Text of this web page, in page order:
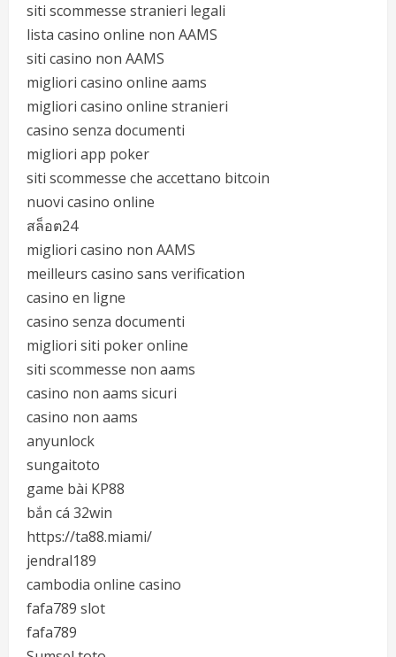
siti scommesse stranieri legali
lista casino online non AAMS
siti casino non AAMS
migliori casino online aams
migliori casino online stranieri
casino senza documenti
migliori app poker
siti scommesse che accettano bitcoin
nuovi casino online
สล็อต24
migliori casino non AAMS
meilleurs casino sans verification
casino en ligne
casino senza documenti
migliori siti poker online
siti scommesse non aams
casino non aams sicuri
casino non aams
anyunlock
sungaitoto
game bài KP88
bắn cá 32win
https://ta88.miami/
jendral189
cambodia online casino
fafa789 slot
fafa789